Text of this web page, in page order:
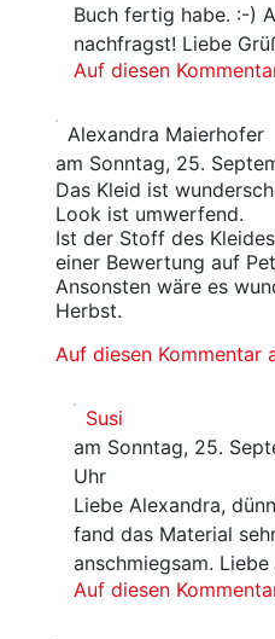
Buch fertig habe. :-)
nachfragst! Liebe
Auf diesen
Alexandra Maierhofer
am Sonntag, 25.
Das Kleid ist
Look ist umwerfend.
Ist der Stoff des
einer Bewertung auf
Ansonsten wäre es
Herbst.
Auf diesen Kommentar
Susi
am Sonntag, 25.
Uhr
Liebe Alexandra,
fand das Material
anschmiegsam. Liebe
Auf diesen